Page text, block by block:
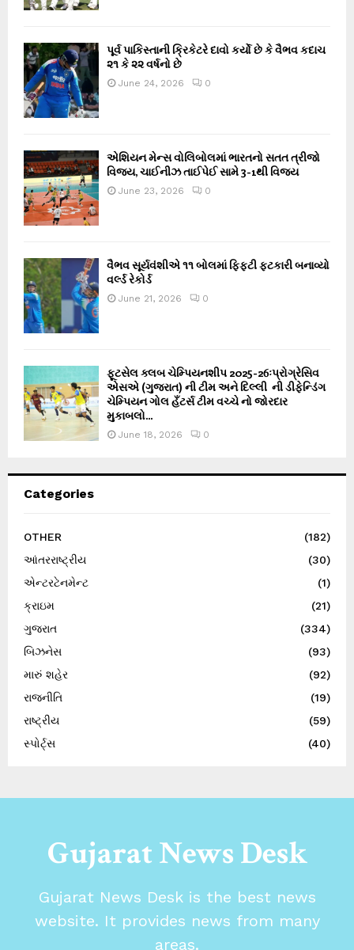
પૂર્વ પાકિસ્તાની ક્રિકેટરે દાવો કર્યો છે કે વૈભવ કદાચ
૨૧ કે ૨૨ વર્ષનો છે
June 24, 2026 0
એશિયન મેન્સ વોલિબોલમાં ભારતનો સતત ત્રીજો
વિજય, ચાઈનીઝ તાઈપેઈ સામે 3-1થી વિજય
June 23, 2026 0
વૈભવ સૂર્યવંશીએ ૧૧ બોલમાં ફિફ્ટી ફટકારી બનાવ્યો
વર્લ્ડ રેકોર્ડ
June 21, 2026 0
ફૂટસેલ ક્લબ ચેમ્પિયનશીપ 2025-26ઃપ્રોગ્રેસિવ
એસએ (ગુજરાત) ની ટીમ અને દિલ્લી ની ડીફેન્ડિંગ
ચેમ્પિયન ગોલ હઁટર્સ ટીમ વચ્ચે નો જોરદાર
મુકાબલો...
June 18, 2026 0
Categories
OTHER
(182)
આંતરરાષ્ટ્રીય
(30)
એન્ટરટેનમેન્ટ
(1)
ક્રાઇમ
(21)
ગુજરાત
(334)
બિઝનેસ
(93)
મારું શહેર
(92)
રાજનીતિ
(19)
રાષ્ટ્રીય
(59)
સ્પોર્ટ્સ
(40)
Gujarat News Desk
Gujarat News Desk is the best news
website. It provides news from many
areas.